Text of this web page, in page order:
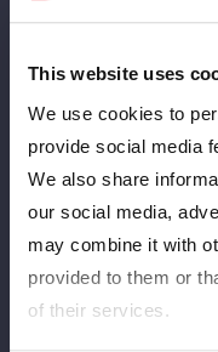
This website uses
We use cookies to
provide social media
We also share
our social media,
may combine it with
provided to them or
of their services.
Materia de tags